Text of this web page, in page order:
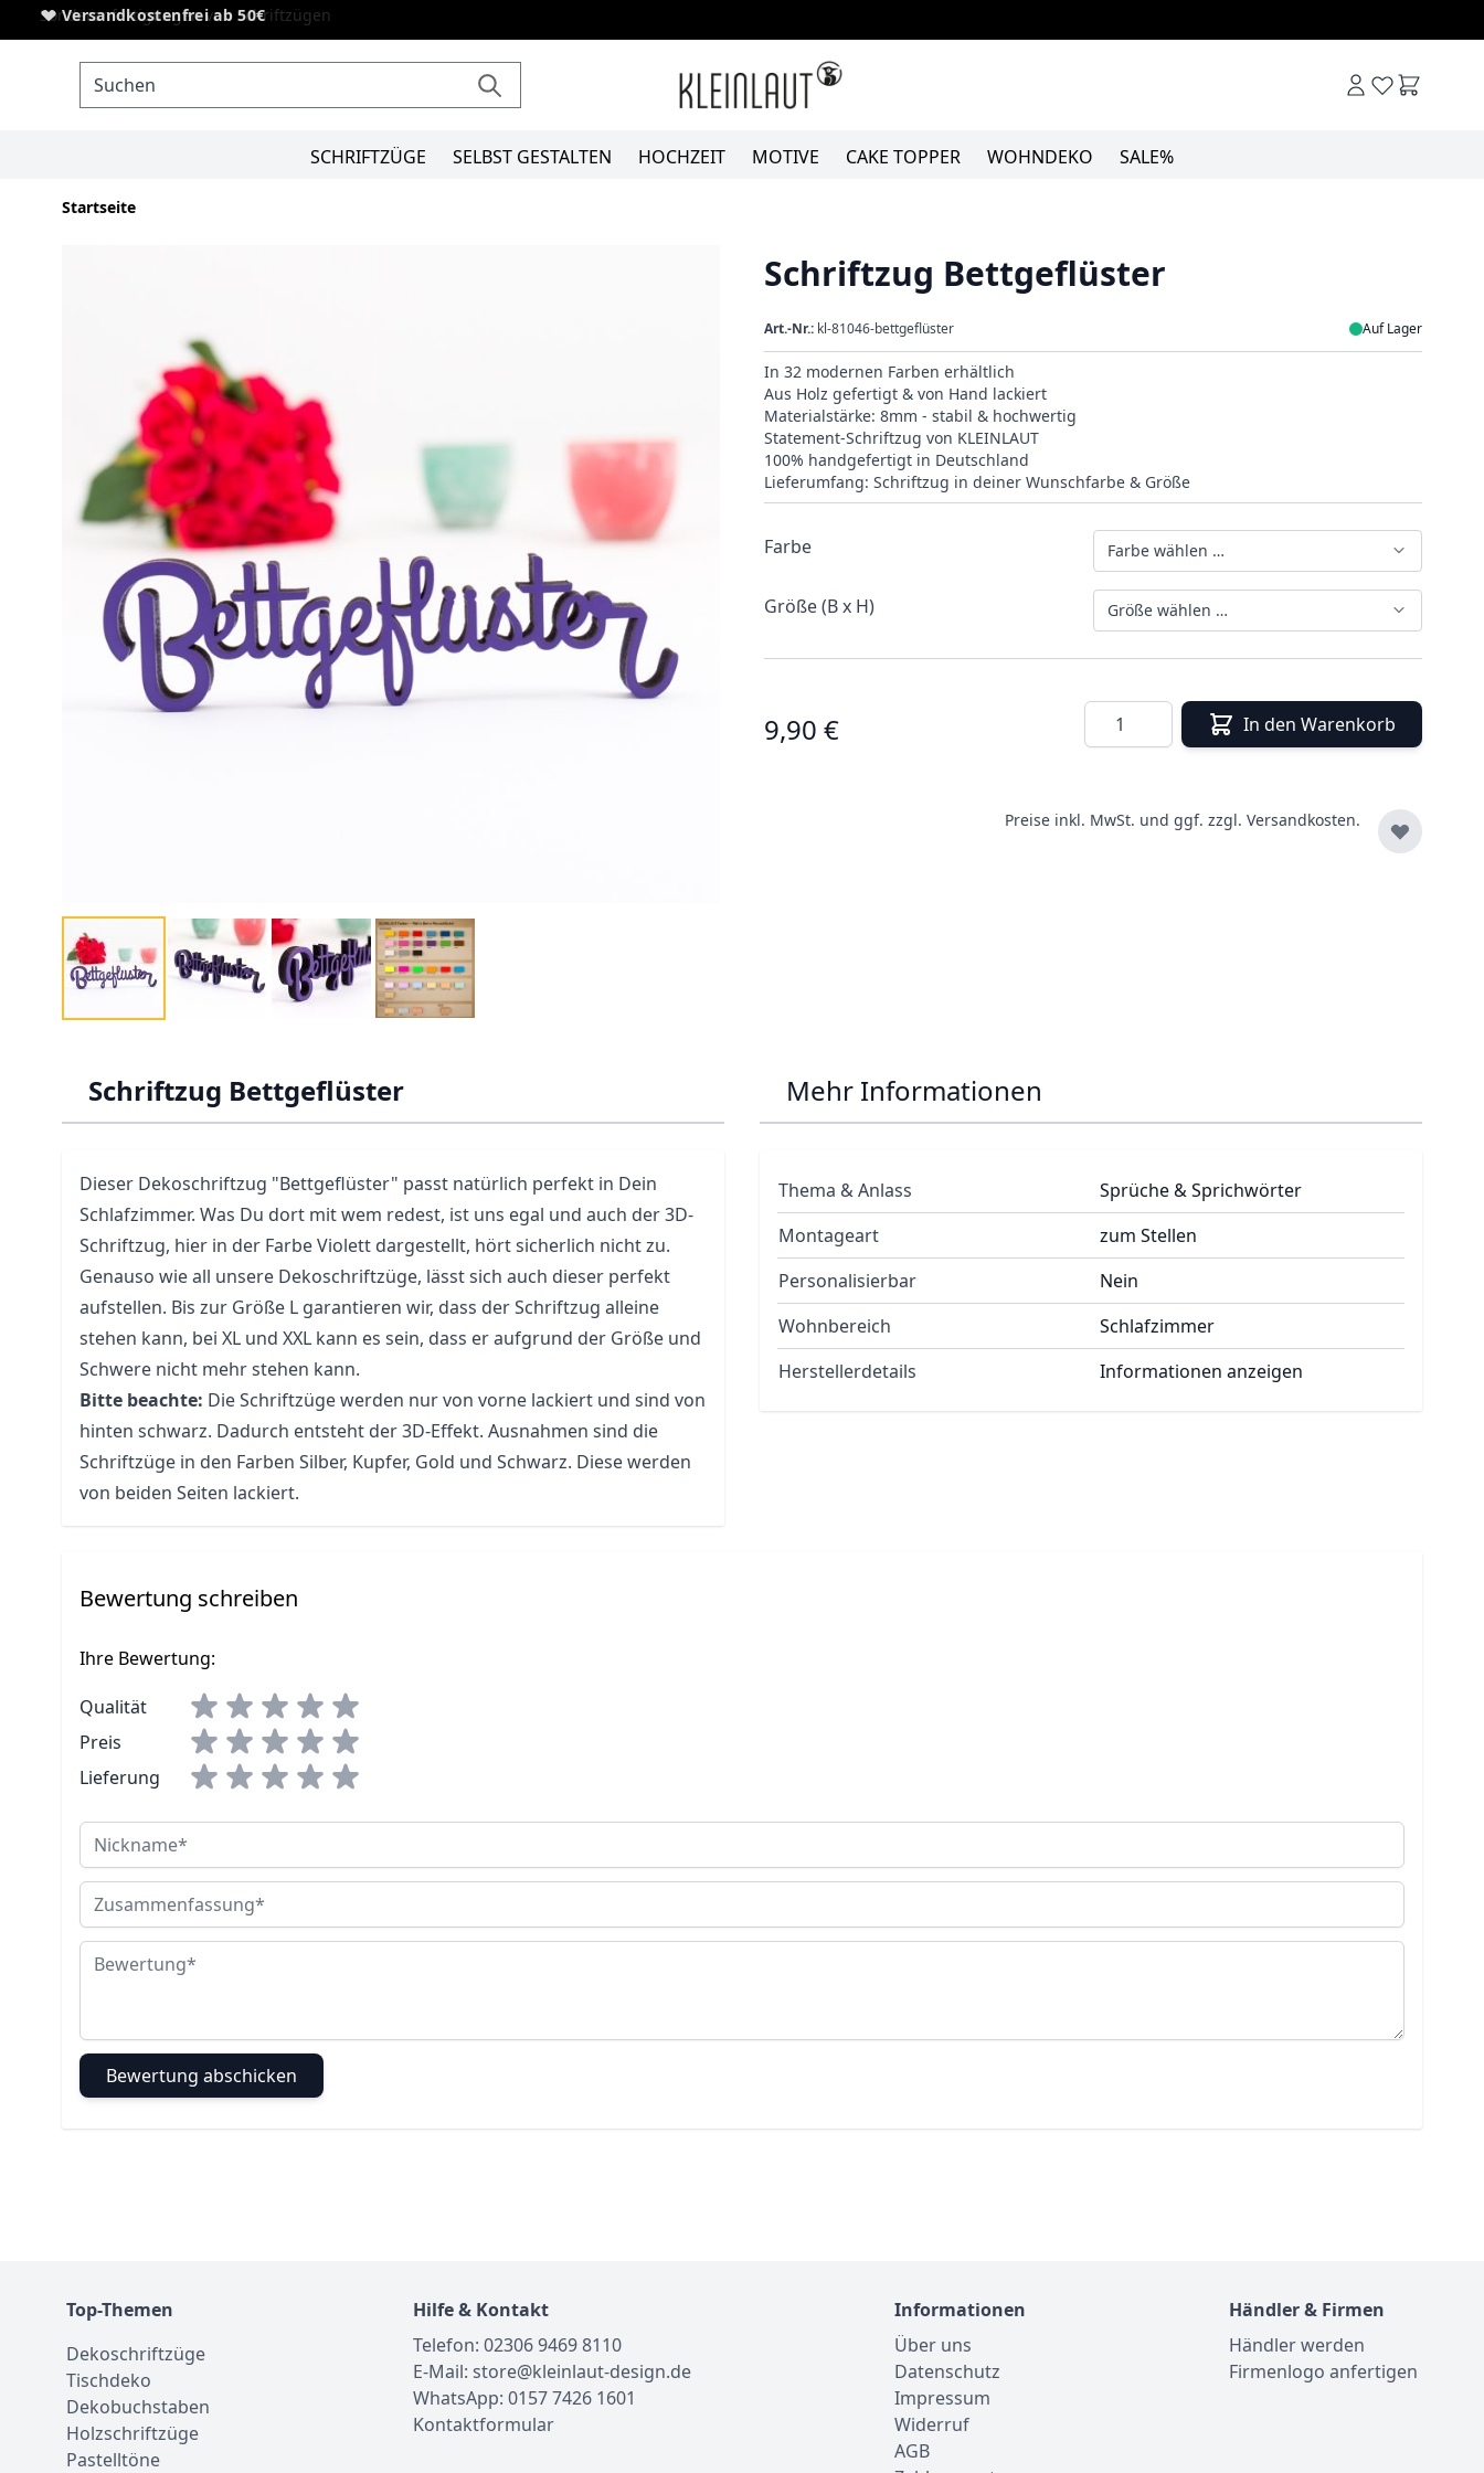
Direkt zum Inhalt
Versandkostenfrei ab 50€
Sonderanfertigungen von Schriftzügen
SCHRIFTZÜGE SELBST GESTALTEN HOCHZEIT MOTIVE CAKE TOPPER WOHNDEKO SALE%
Startseite
Schriftzug Bettgeflüster
Art.-Nr.: kl-81046-bettgeflüster Auf Lager
In 32 modernen Farben erhältlich
Aus Holz gefertigt & von Hand lackiert
Materialstärke: 8mm - stabil & hochwertig
Statement-Schriftzug von KLEINLAUT
100% handgefertigt in Deutschland
Lieferumfang: Schriftzug in deiner Wunschfarbe & Größe
Farbe Farbe wählen …
Größe (B x H) Größe wählen …
9,90 € Menge In den Warenkorb
Preise inkl. MwSt. und ggf. zzgl. Versandkosten.
Schriftzug Bettgeflüster
Dieser Dekoschriftzug "Bettgeflüster" passt natürlich perfekt in Dein
Schlafzimmer. Was Du dort mit wem redest, ist uns egal und auch der 3D-
Schriftzug, hier in der Farbe Violett dargestellt, hört sicherlich nicht zu.
Genauso wie all unsere Dekoschriftzüge, lässt sich auch dieser perfekt
aufstellen. Bis zur Größe L garantieren wir, dass der Schriftzug alleine
stehen kann, bei XL und XXL kann es sein, dass er aufgrund der Größe und
Schwere nicht mehr stehen kann.
Bitte beachte: Die Schriftzüge werden nur von vorne lackiert und sind von
hinten schwarz. Dadurch entsteht der 3D-Effekt. Ausnahmen sind die
Schriftzüge in den Farben Silber, Kupfer, Gold und Schwarz. Diese werden
von beiden Seiten lackiert.
Mehr Informationen
Thema & Anlass
Sprüche & Sprichwörter
Montageart
zum Stellen
Personalisierbar
Nein
Wohnbereich
Schlafzimmer
Herstellerdetails
Informationen anzeigen
Bewertung schreiben
Ihre Bewertung:
Qualität
Preis
Lieferung
Nickname
Zusammenfassung
Bewertung
Bewertung abschicken
Top-Themen
Dekoschriftzüge
Tischdeko
Dekobuchstaben
Holzschriftzüge
Pastelltöne
Hilfe & Kontakt
Telefon: 02306 9469 8110
E-Mail: store@kleinlaut-design.de
WhatsApp: 0157 7426 1601
Kontaktformular
Informationen
Über uns
Datenschutz
Impressum
Widerruf
AGB
Händler & Firmen
Händler werden
Firmenlogo anfertigen